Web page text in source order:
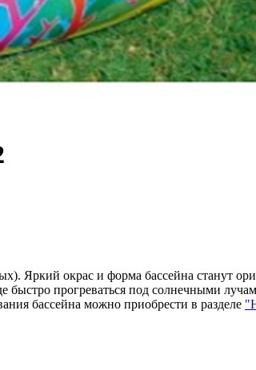
Яркий окрас и форма бассейна станут
прогреваться под солнечными
бассейна можно приобрести в разделе